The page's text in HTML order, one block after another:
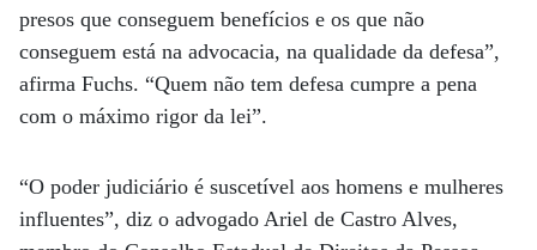
presos que conseguem benefícios e os que não
conseguem está na advocacia, na qualidade da defesa”,
afirma Fuchs. “Quem não tem defesa cumpre a pena
com o máximo rigor da lei”.
“O poder judiciário é suscetível aos homens e mulheres
influentes”, diz o advogado Ariel de Castro Alves,